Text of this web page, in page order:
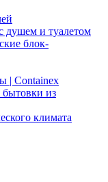
душем и туалетом
блок-
| Containex
из
климата